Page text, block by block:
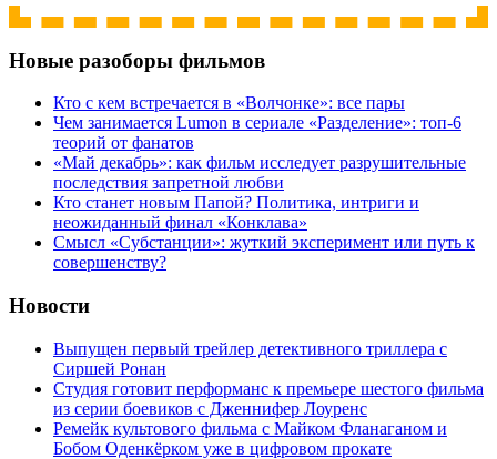
Новые разоборы фильмов
Кто с кем встречается в «Волчонке»: все пары
Чем занимается Lumon в сериале «Разделение»: топ-6
теорий от фанатов
«Май декабрь»: как фильм исследует разрушительные
последствия запретной любви
Кто станет новым Папой? Политика, интриги и
неожиданный финал «Конклава»
Cмысл «Субстанции»: жуткий эксперимент или путь к
совершенству?
Новости
Выпущен первый трейлер детективного триллера с
Сиршей Ронан
Студия готовит перформанс к премьере шестого фильма
из серии боевиков с Дженнифер Лоуренс
Ремейк культового фильма с Майком Фланаганом и
Бобом Оденкёрком уже в цифровом прокате